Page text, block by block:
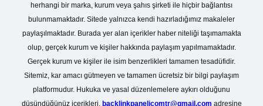
herhangi bir marka, kurum veya şahıs şirketi ile hiçbir bağlantısı
bulunmamaktadır. Sitede yalnızca kendi hazırladığımız makaleler
paylaşılmaktadır. Burada yer alan içerikler haber niteliği taşımamakta
olup, gerçek kurum ve kişiler hakkında paylaşım yapılmamaktadır.
Gerçek kurum ve kişiler ile isim benzerlikleri tamamen tesadüfidir.
Sitemiz, kar amacı gütmeyen ve tamamen ücretsiz bir bilgi paylaşım
platformudur. Hukuka ve yasal düzenlemelere aykırı olduğunu
düşündüğünüz içerikleri, backlinkpanelicomtr@gmail.com adresine